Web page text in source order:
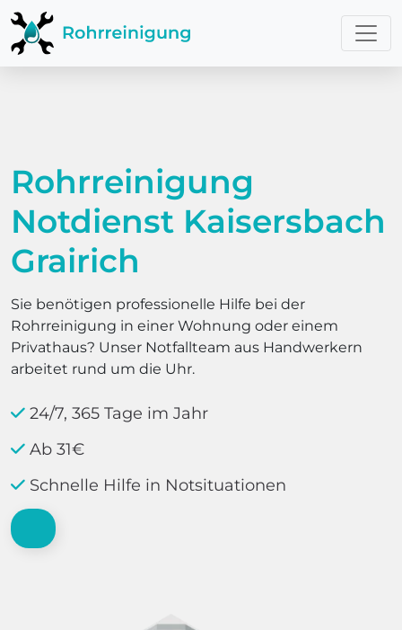
Rohrreinigung
Notdienst Kaisersbach
Grairich
Sie benötigen professionelle Hilfe bei der
Rohrreinigung in einer Wohnung oder einem
Privathaus? Unser Notfallteam aus Handwerkern
arbeitet rund um die Uhr.
24/7, 365 Tage im Jahr
Ab 31€
Schnelle Hilfe in Notsituationen